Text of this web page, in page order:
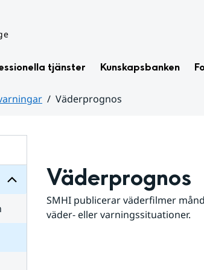
tjänster Kunskapsbanken
Väderprognos
för
Väderprognos
SMHI publicerar väderfilmer
väder- eller varningssituationer.